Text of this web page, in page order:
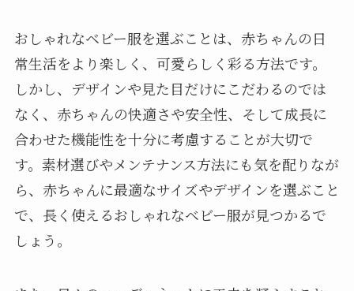
おしゃれなベビー服を選ぶことは、赤ちゃんの日
常生活をより楽しく、可愛らしく彩る方法です。
しかし、デザインや見た目だけにこだわるのでは
なく、赤ちゃんの快適さや安全性、そして成長に
合わせた機能性を十分に考慮することが大切で
す。素材選びやメンテナンス方法にも気を配りなが
ら、赤ちゃんに最適なサイズやデザインを選ぶこと
で、長く使えるおしゃれなベビー服が見つかるで
しょう。